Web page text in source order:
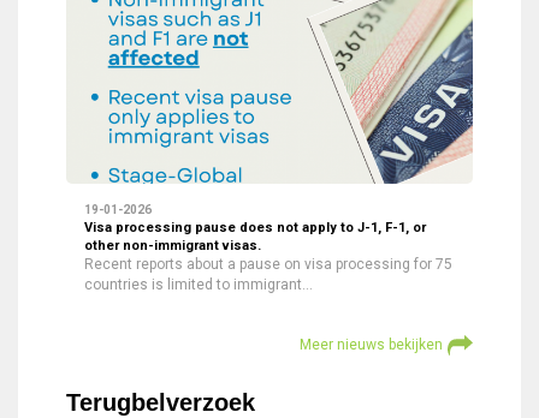
19-01-2026
Visa processing pause does not apply to J-1, F-1, or
other non-immigrant visas.
Recent reports about a pause on visa processing for 75
countries is limited to immigrant…
Meer nieuws bekijken
Terugbelverzoek